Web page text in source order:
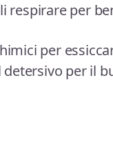
respirare per
per
per il